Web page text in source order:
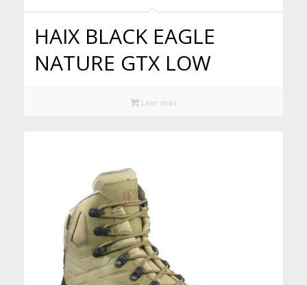
HAIX BLACK EAGLE
NATURE GTX LOW
Leer más